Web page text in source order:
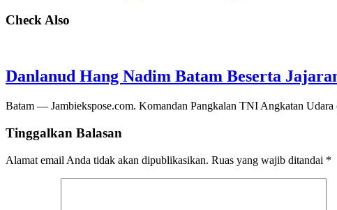
Check Also
Danlanud Hang Nadim Batam Beserta
Batam — Jambiekspose.com. Komandan Pangkalan TNI Angkatan
Tinggalkan Balasan
Alamat email Anda tidak akan dipublikasikan. Ruas yang wajib ditandai *